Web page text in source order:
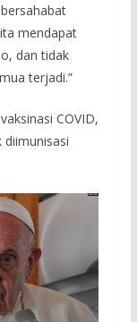
mendapat
dan tidak
terjadi.”
COVID,